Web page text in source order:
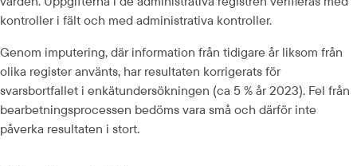
kontroller i fält och med administrativa kontroller.
Genom imputering, där information från tidigare år liksom från
olika register använts, har resultaten korrigerats för
svarsbortfallet i enkätundersökningen (ca 5 % år 2023). Fel från
bearbetningsprocessen bedöms vara små och därför inte
påverka resultaten i stort.